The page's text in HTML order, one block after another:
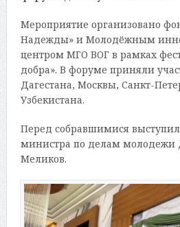
Мероприятие организовано
Надежды» и Молодёжным
центром МГО ВОГ в рамках
добра». В форуме приняли
Дагестана, Москвы, Санкт-
Узбекистана.
Перед собравшимися выступил
министра по делам молодежи
Меликов.